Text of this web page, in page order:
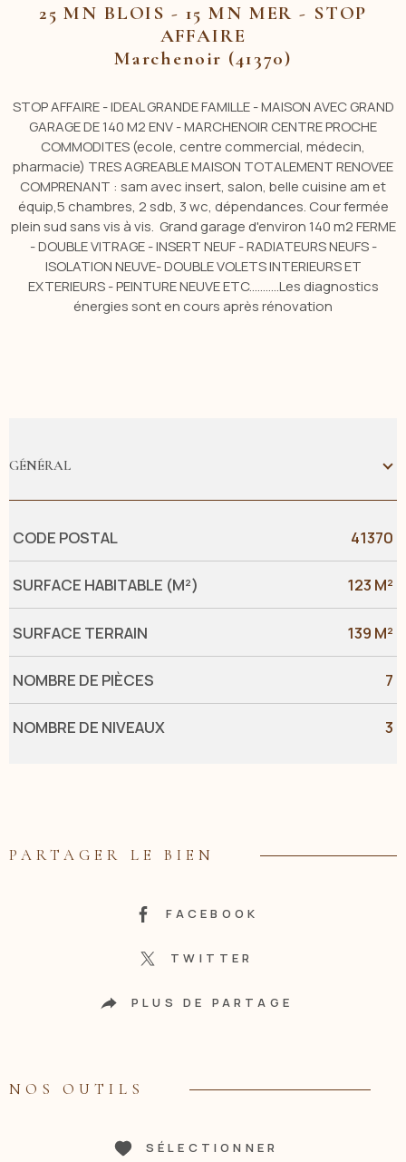
25 MN BLOIS - 15 MN MER - STOP
AFFAIRE
Marchenoir (41370)
STOP AFFAIRE - IDEAL GRANDE FAMILLE - MAISON AVEC GRAND
GARAGE DE 140 M2 ENV - MARCHENOIR CENTRE PROCHE
COMMODITES(ecole, centre commercial, médecin,
pharmacie) TRES AGREABLE MAISON TOTALEMENT RENOVEE
COMPRENANT : sam avec insert, salon, belle cuisine am et
équip,5 chambres, 2 sdb, 3 wc, dépendances. Cour fermée
plein sud sans vis à vis. Grand garage d'environ 140 m2 FERME
-DOUBLE VITRAGE - INSERT NEUF - RADIATEURS NEUFS -
ISOLATION NEUVE- DOUBLE VOLETS INTERIEURS ET
EXTERIEURS - PEINTURE NEUVE ETC...........Les diagnostics
énergies sont en cours après rénovation
GÉNÉRAL
Caractérisque Valeurs
CODE POSTAL 41370
SURFACE HABITABLE (M²) 123 M²
SURFACE TERRAIN 139 M²
NOMBRE DE PIÈCES 7
NOMBRE DE NIVEAUX 3
PARTAGER LE BIEN
FACEBOOK
TWITTER
PLUS DE PARTAGE
NOS OUTILS
SÉLECTIONNER